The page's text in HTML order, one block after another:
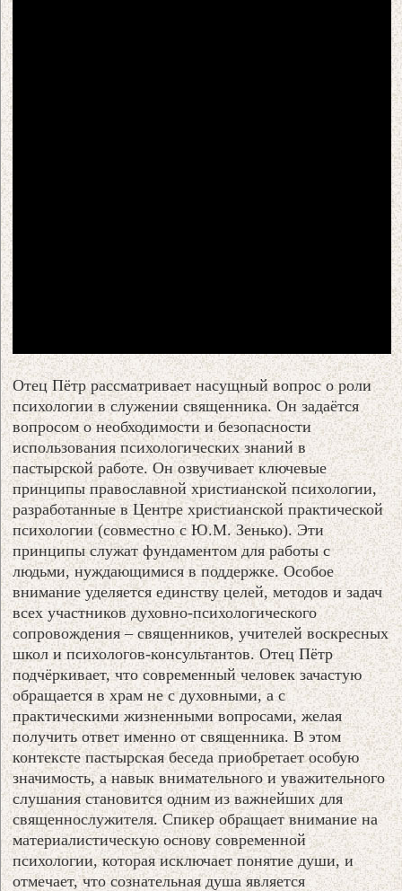
Отец Пётр рассматривает насущный вопрос о роли
психологии в служении священника. Он задаётся
вопросом о необходимости и безопасности
использования психологических знаний в
пастырской работе. Он озвучивает ключевые
принципы православной христианской психологии,
разработанные в Центре христианской практической
психологии (совместно с Ю.М. Зенько). Эти
принципы служат фундаментом для работы с
людьми, нуждающимися в поддержке. Особое
внимание уделяется единству целей, методов и задач
всех участников духовно-психологического
сопровождения – священников, учителей воскресных
школ и психологов-консультантов. Отец Пётр
подчёркивает, что современный человек зачастую
обращается в храм не с духовными, а с
практическими жизненными вопросами, желая
получить ответ именно от священника. В этом
контексте пастырская беседа приобретает особую
значимость, а навык внимательного и уважительного
слушания становится одним из важнейших для
священнослужителя. Спикер обращает внимание на
материалистическую основу современной
психологии, которая исключает понятие души, и
отмечает, что сознательная душа является